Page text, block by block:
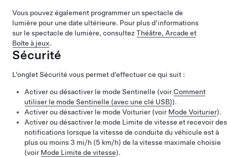
Vous pouvez également programmer un spectacle de
lumière pour une date ultérieure. Pour plus d'informations
sur le spectacle de lumière, consultez Théâtre, Arcade et
Boîte à jeux.
Sécurité
L’onglet Sécurité vous permet d’effectuer ce qui suit :
Activer ou désactiver le mode Sentinelle (voir Comment
utiliser le mode Sentinelle (avec une clé USB)).
Activer ou désactiver le mode Voiturier (voir Mode Voiturier).
Activer ou désactiver le mode Limite de vitesse et recevoir des
notifications lorsque la vitesse de conduite du véhicule est à
plus ou moins3 mi/h (5 km/h) de la vitesse maximale choisie
(voir Mode Limite de vitesse).